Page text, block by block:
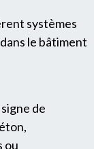
systèmes
le bâtiment
de
ou